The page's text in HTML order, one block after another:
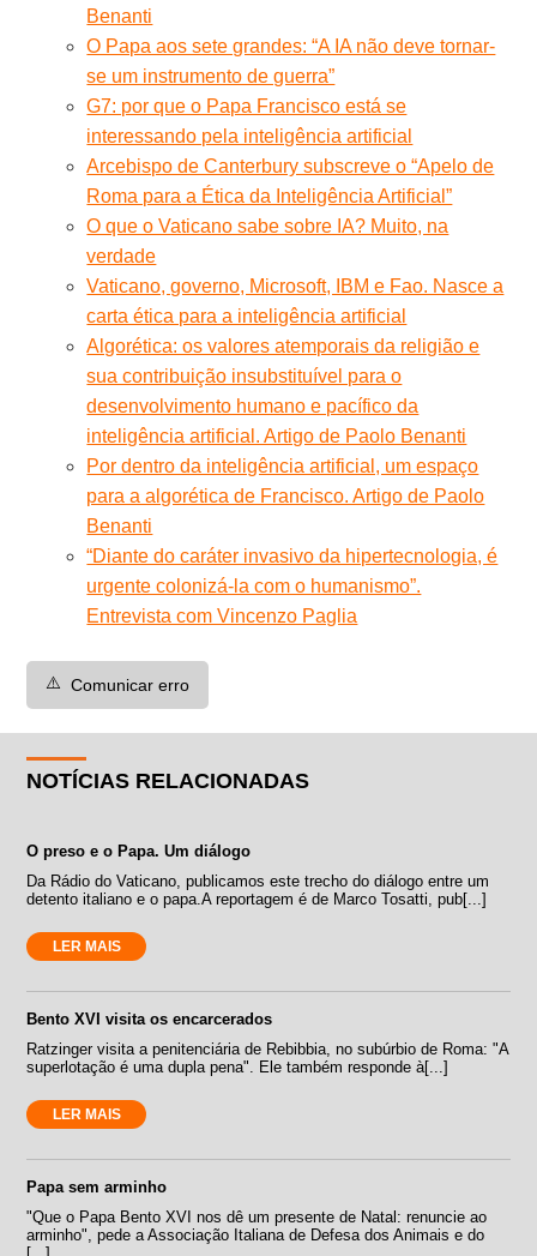
Benanti
O Papa aos sete grandes: “A IA não deve tornar-
se um instrumento de guerra”
G7: por que o Papa Francisco está se
interessando pela inteligência artificial
Arcebispo de Canterbury subscreve o “Apelo de
Roma para a Ética da Inteligência Artificial”
O que o Vaticano sabe sobre IA? Muito, na
verdade
Vaticano, governo, Microsoft, IBM e Fao. Nasce a
carta ética para a inteligência artificial
Algorética: os valores atemporais da religião e
sua contribuição insubstituível para o
desenvolvimento humano e pacífico da
inteligência artificial. Artigo de Paolo Benanti
Por dentro da inteligência artificial, um espaço
para a algorética de Francisco. Artigo de Paolo
Benanti
“Diante do caráter invasivo da hipertecnologia, é
urgente colonizá-la com o humanismo”.
Entrevista com Vincenzo Paglia
⚠️ Comunicar erro
NOTÍCIAS RELACIONADAS
O preso e o Papa. Um diálogo
Da Rádio do Vaticano, publicamos este trecho do diálogo entre um
detento italiano e o papa.A reportagem é de Marco Tosatti, pub[...]
LER MAIS
Bento XVI visita os encarcerados
Ratzinger visita a penitenciária de Rebibbia, no subúrbio de Roma: "A
superlotação é uma dupla pena". Ele também responde à[...]
LER MAIS
Papa sem arminho
"Que o Papa Bento XVI nos dê um presente de Natal: renuncie ao
arminho", pede a Associação Italiana de Defesa dos Animais e do